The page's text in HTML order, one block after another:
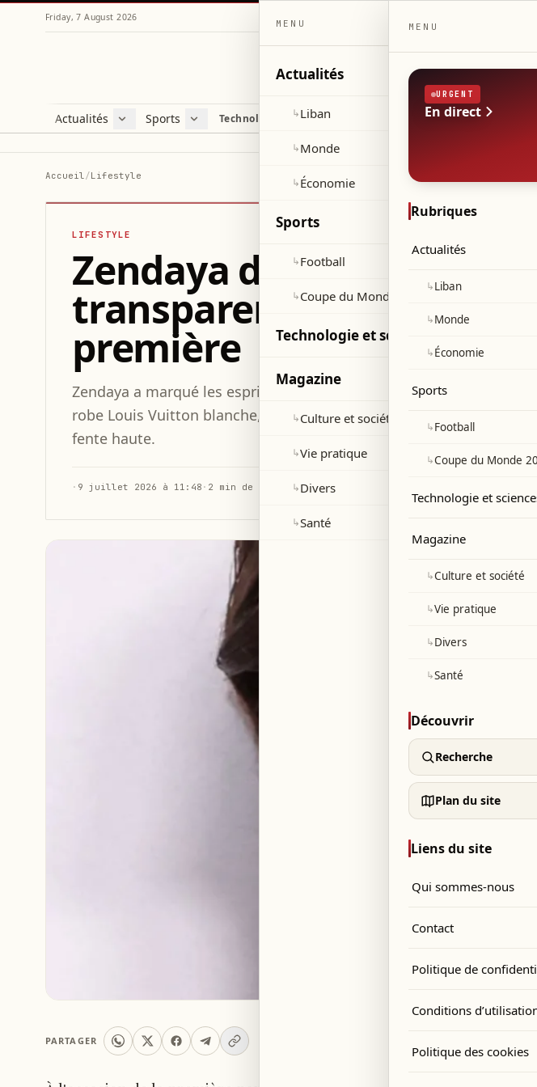
Friday, 7 August 2026
Actualités
Liban
Sports
Football
Technologie et sciences
Santé
Accueil/Lifestyle
LIFESTYLE
Zendaya dévoile une
transparente à fente
première
Zendaya a marqué les esprits à la première parisienne de « The
robe Louis Vuitton blanche, transparente, ornée d'une grande
fente haute.
· 9 juillet 2026 à 11:48 · 2 min de lecture
PARTAGER
MENU
Actualités
↳Liban
↳Monde
↳Économie
Sports
↳Football
↳Coupe du Monde 2026
Technologie et sciences
Magazine
↳Culture et société
↳Vie pratique
↳Divers
↳Santé
MENU
URGENT
En direct
Rubriques
Actualités
↳Liban
↳Monde
↳Économie
Sports
↳Football
↳Coupe du Monde
Technologie et
Magazine
↳Culture et société
↳Vie pratique
↳Divers
↳Santé
Découvrir
Recherche
Plan du site
Liens du site
Qui sommes-nous
Contact
Politique de
Conditions
Politique des cookies